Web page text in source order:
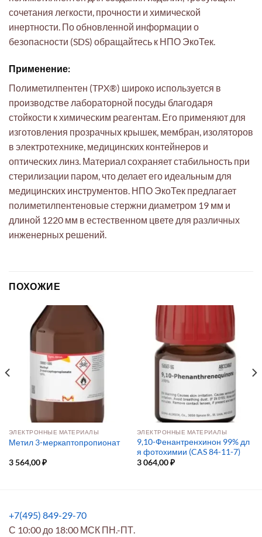
сочетания легкости, прочности и химической
инертности. По обновленной информации о
безопасности (SDS) обращайтесь к НПО ЭкоТек.
Применение:
Полиметилпентен (TPX®) широко используется в
производстве лабораторной посуды благодаря
стойкости к химическим реагентам. Его применяют для
изготовления прозрачных крышек, мембран, изоляторов
в электротехнике, медицинских контейнеров и
оптических линз. Материал сохраняет стабильность при
стерилизации паром, что делает его идеальным для
медицинских инструментов. НПО ЭкоТек предлагает
полиметилпентеновые стержни диаметром 19 мм и
длиной 1220 мм в естественном цвете для различных
инженерных решений.
ПОХОЖИЕ
ЭЛЕКТРОННЫЕ МАТЕРИАЛЫ
Метил 3-меркаптопропионат
3 564,00₽
ЭЛЕКТРОННЫЕ МАТЕРИАЛЫ
9,10-Фенантренхинон 99% дл
я фотохимии (CAS 84-11-7)
3 064,00₽
+7(495) 849-29-70
С 10:00 до 18:00 МСК ПН.-ПТ.